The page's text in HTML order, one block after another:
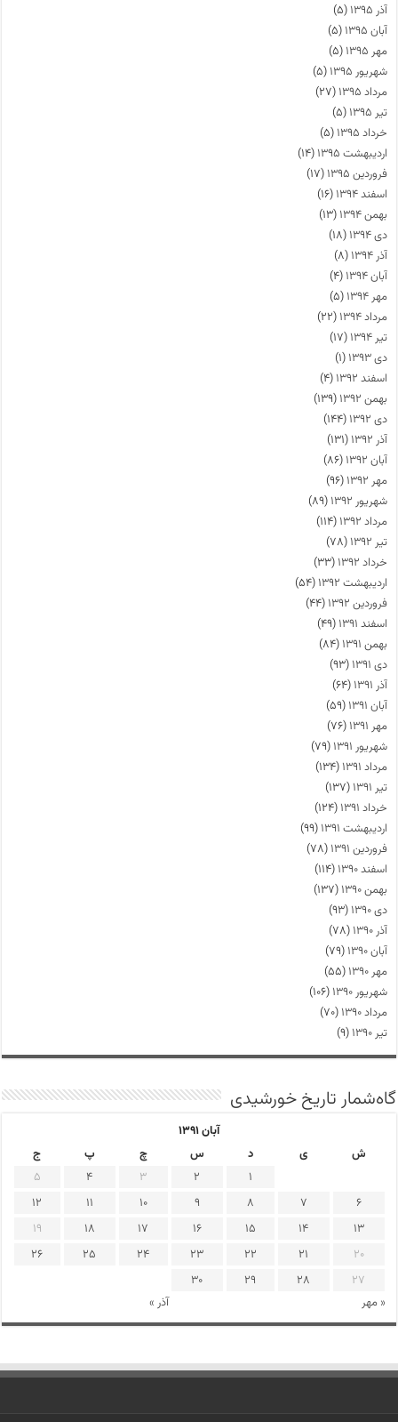
آذر ۱۳۹۵
(۵)
آبان ۱۳۹۵
(۵)
مهر ۱۳۹۵
(۵)
شهریور ۱۳۹۵
(۵)
مرداد ۱۳۹۵
(۲۷)
تیر ۱۳۹۵
(۵)
خرداد ۱۳۹۵
(۵)
اردیبهشت ۱۳۹۵
(۱۴)
فروردین ۱۳۹۵
(۱۷)
اسفند ۱۳۹۴
(۱۶)
بهمن ۱۳۹۴
(۱۳)
دی ۱۳۹۴
(۱۸)
آذر ۱۳۹۴
(۸)
آبان ۱۳۹۴
(۴)
مهر ۱۳۹۴
(۵)
مرداد ۱۳۹۴
(۲۲)
تیر ۱۳۹۴
(۱۷)
دی ۱۳۹۳
(۱)
اسفند ۱۳۹۲
(۴)
بهمن ۱۳۹۲
(۱۳۹)
دی ۱۳۹۲
(۱۴۴)
آذر ۱۳۹۲
(۱۳۱)
آبان ۱۳۹۲
(۸۶)
مهر ۱۳۹۲
(۹۶)
شهریور ۱۳۹۲
(۸۹)
مرداد ۱۳۹۲
(۱۱۴)
تیر ۱۳۹۲
(۷۸)
خرداد ۱۳۹۲
(۳۳)
اردیبهشت ۱۳۹۲
(۵۴)
فروردین ۱۳۹۲
(۴۴)
اسفند ۱۳۹۱
(۴۹)
بهمن ۱۳۹۱
(۸۴)
دی ۱۳۹۱
(۹۳)
آذر ۱۳۹۱
(۶۴)
آبان ۱۳۹۱
(۵۹)
مهر ۱۳۹۱
(۷۶)
شهریور ۱۳۹۱
(۷۹)
مرداد ۱۳۹۱
(۱۳۴)
تیر ۱۳۹۱
(۱۳۷)
خرداد ۱۳۹۱
(۱۲۴)
اردیبهشت ۱۳۹۱
(۹۹)
فروردین ۱۳۹۱
(۷۸)
اسفند ۱۳۹۰
(۱۱۴)
بهمن ۱۳۹۰
(۱۳۷)
دی ۱۳۹۰
(۹۳)
آذر ۱۳۹۰
(۷۸)
آبان ۱۳۹۰
(۷۹)
مهر ۱۳۹۰
(۵۵)
شهریور ۱۳۹۰
(۱۰۶)
مرداد ۱۳۹۰
(۷۰)
تیر ۱۳۹۰
(۹)
گاه‌شمار تاریخ خورشیدی
آبان ۱۳۹۱
ش
ی د س چ پ ج
« مهر آذر »
1
2
3
4
5
6
7
8
9
10
11
12
13
14
15
16
17
18
19
20
21
22
23
24
25
26
27
28
29
30